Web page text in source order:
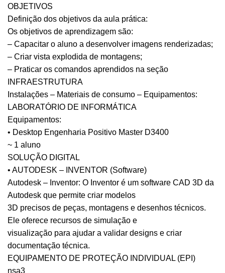
OBJETIVOS
Definição dos objetivos da aula prática:
Os objetivos de aprendizagem são:
– Capacitar o aluno a desenvolver imagens renderizadas;
– Criar vista explodida de montagens;
– Praticar os comandos aprendidos na seção
INFRAESTRUTURA
Instalações – Materiais de consumo – Equipamentos:
LABORATÓRIO DE INFORMÁTICA
Equipamentos:
• Desktop Engenharia Positivo Master D3400
~ 1 aluno
SOLUÇÃO DIGITAL
• AUTODESK – INVENTOR (Software)
Autodesk – Inventor: O Inventor é um software CAD 3D da
Autodesk que permite criar modelos
3D precisos de peças, montagens e desenhos técnicos.
Ele oferece recursos de simulação e
visualização para ajudar a validar designs e criar
documentação técnica.
EQUIPAMENTO DE PROTEÇÃO INDIVIDUAL (EPI)
nsa3